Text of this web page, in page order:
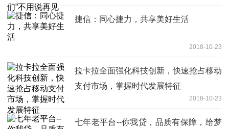
捷信：同心捷力，共享美好生活
2018-10-23
拉卡拉全面强化科技创新，快速抢占移动
支付市场，掌握时代发展特征
2018-10-23
七年老平台--你我贷，品质有保障，给梦